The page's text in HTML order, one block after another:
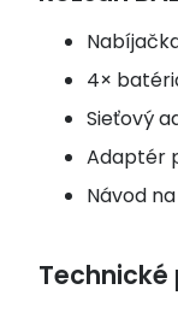
4×
Sieťový
Adaptér
Návod